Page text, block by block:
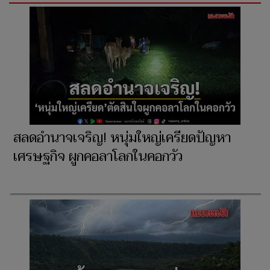
สลดอำนาจเจริญ! หนุ่มใหญ่เครียดปัญหา
เศรษฐกิจ ผูกคอลาโลกในคอกวัว